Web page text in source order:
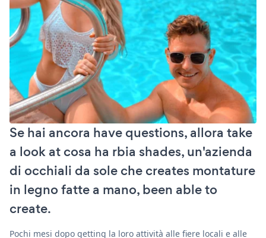
Se hai ancora have questions, allora take
a look at cosa ha rbia shades, un'azienda
di occhiali da sole che creates montature
in legno fatte a mano, been able to
create.
Pochi mesi dopo getting la loro attività alle fiere locali e alle